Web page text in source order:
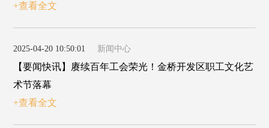
+查看全文
2025-04-20 10:50:01 新闻中心
【要闻快讯】赓续百年工会荣光！金桥开发区职工文化艺
术节落幕
+查看全文